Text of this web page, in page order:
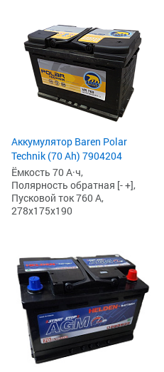
Аккумулятор Baren Polar
Technik (70 Ah) 7904204
Ёмкость 70 А·ч,
Полярность обратная [- +],
Пусковой ток 760 А,
278x175x190